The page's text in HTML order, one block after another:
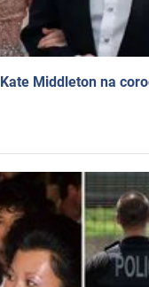
Middleton na